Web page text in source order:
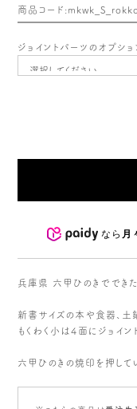
商品コード:mkwk_S_rokko
ジョイントパーツのオプショ
なら 月
兵庫県 六甲ひのきでできた
新書サイズの本や食器、土
もくわく小は４面にジョイン
六甲ひのきの焼印を押してい